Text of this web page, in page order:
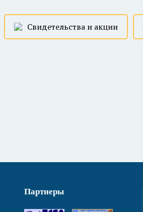
Свидетельства и акции
Партнеры